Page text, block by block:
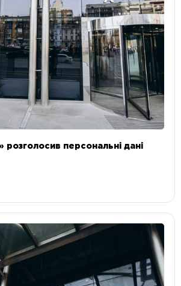
персональні дані